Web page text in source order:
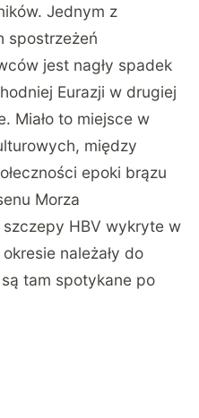
Jednym z
spostrzeżeń
jest nagły spadek
Eurazji w drugiej
Miało to miejsce w
między
epoki brązu
Morza
HBV wykryte w
należały do
tam spotykane po